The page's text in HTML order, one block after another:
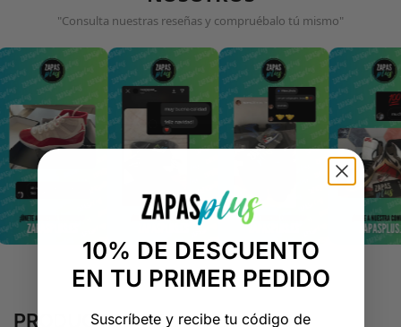
"Consulta nuestras reseñas y compruébalo tú mismo"
PRODUCTOS RELACIONADOS
10% DE DESCUENTO
EN TU PRIMER PEDIDO
Suscríbete y recibe tu código de